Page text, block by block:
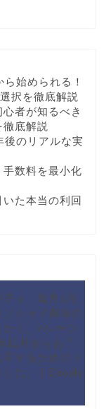
始められる！
択を徹底解説
者が知るべき
底解説
後のリアルな実
手数料を最小化
た本当の利回
ティ 毎月5万
ショア保険の
に マレーシ
11月からお子
するためのマ
した。 | Shoply